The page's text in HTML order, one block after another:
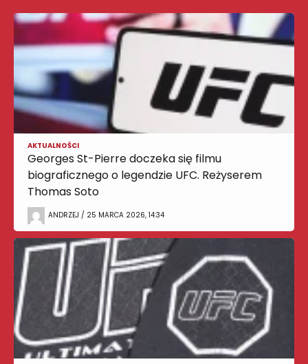
AKTUALNOŚCI
Georges St-Pierre doczeka się filmu
biograficznego o legendzie UFC. Reżyserem
Thomas Soto
ANDRZEJ / 25 MARCA 2026, 14:34